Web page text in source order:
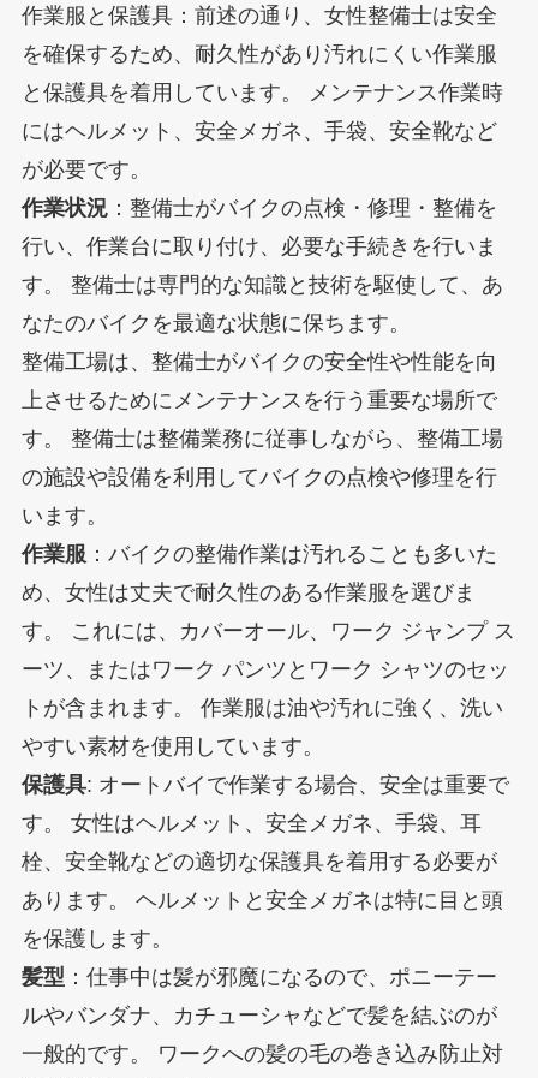
作業服と保護具：前述の通り、女性整備士は安全
を確保するため、耐久性があり汚れにくい作業服
と保護具を着用しています。 メンテナンス作業時
にはヘルメット、安全メガネ、手袋、安全靴など
が必要です。
作業状況：整備士がバイクの点検・修理・整備を
行い、作業台に取り付け、必要な手続きを行いま
す。 整備士は専門的な知識と技術を駆使して、あ
なたのバイクを最適な状態に保ちます。
整備工場は、整備士がバイクの安全性や性能を向
上させるためにメンテナンスを行う重要な場所で
す。 整備士は整備業務に従事しながら、整備工場
の施設や設備を利用してバイクの点検や修理を行
います。
作業服 ：バイクの整備作業は汚れることも多いた
め、女性は丈夫で耐久性のある作業服を選びま
す。 これには、カバーオール、ワーク ジャンプ ス
ーツ、またはワーク パンツとワーク シャツのセッ
トが含まれます。 作業服は油や汚れに強く、洗い
やすい素材を使用しています。
保護具: オートバイで作業する場合、安全は重要で
す。 女性はヘルメット、安全メガネ、手袋、耳
栓、安全靴などの適切な保護具を着用する必要が
あります。 ヘルメットと安全メガネは特に目と頭
を保護します。
髪型 ：仕事中は髪が邪魔になるので、ポニーテー
ルやバンダナ、カチューシャなどで髪を結ぶのが
一般的です。 ワークへの髪の毛の巻き込み防止対